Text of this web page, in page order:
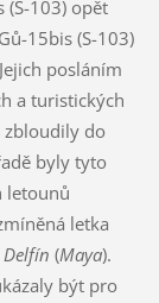
(S-103) opět
15bis (S-103)
posláním
a turistických
zbloudily do
byly tyto
letounů
letka
Delfín (Maya).
být pro